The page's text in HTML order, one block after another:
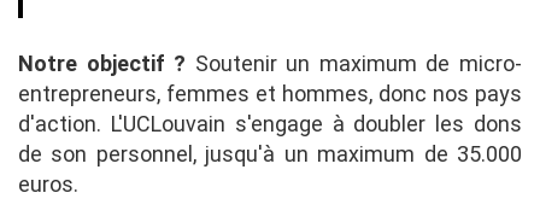
Notre objectif ? Soutenir un maximum de micro-
entrepreneurs, femmes et hommes, donc nos pays
d'action. L'UCLouvain s'engage à doubler les dons
de son personnel, jusqu'à un maximum de 35.000
euros.